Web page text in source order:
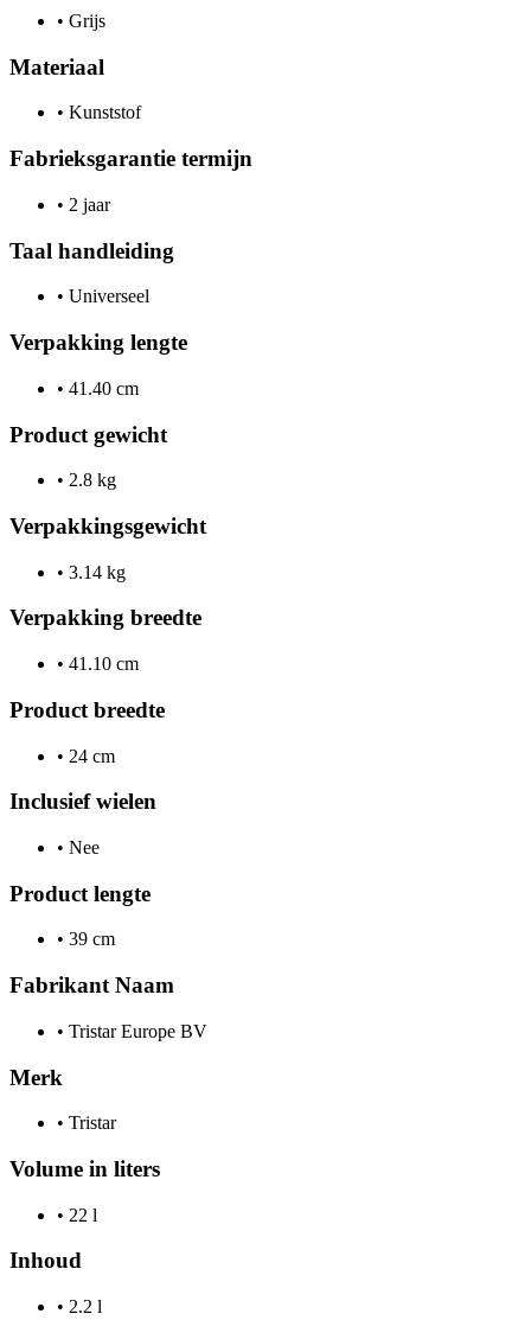
• Grijs
Materiaal
• Kunststof
Fabrieksgarantie termijn
• 2 jaar
Taal handleiding
• Universeel
Verpakking lengte
• 41.40 cm
Product gewicht
• 2.8 kg
Verpakkingsgewicht
• 3.14 kg
Verpakking breedte
• 41.10 cm
Product breedte
• 24 cm
Inclusief wielen
• Nee
Product lengte
• 39 cm
Fabrikant Naam
• Tristar Europe BV
Merk
• Tristar
Volume in liters
• 22 l
Inhoud
• 2.2 l